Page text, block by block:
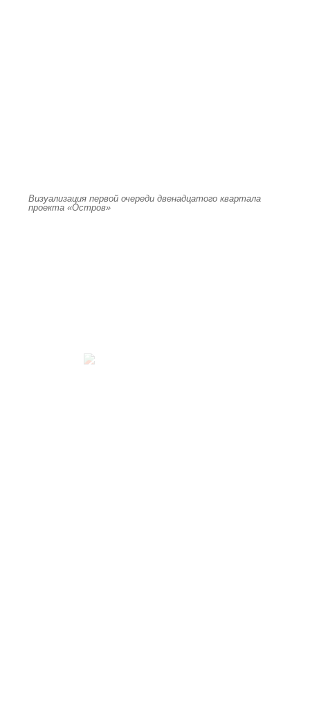
Визуализация первой очереди двенадцатого квартала
проекта «Остров»